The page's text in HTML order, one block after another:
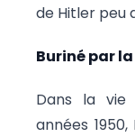
de Hitler peu
Buriné par
Dans la vie
années